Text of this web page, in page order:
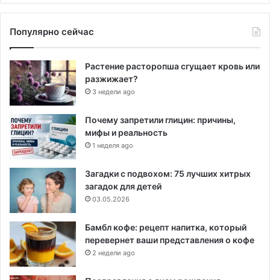
Популярно сейчас
Растение расторопша сгущает кровь или
разжижает?
3 недели ago
Почему запретили глицин: причины,
мифы и реальность
1 неделя ago
Загадки с подвохом: 75 лучших хитрых
загадок для детей
03.05.2026
Бамбл кофе: рецепт напитка, который
перевернет ваши представления о кофе
2 недели ago